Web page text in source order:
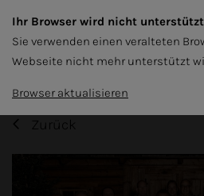
Zurück
Ihr Browser wird nicht
Sie verwenden einen veralteten
Webseite nicht mehr unterstützt
Browser aktualisieren